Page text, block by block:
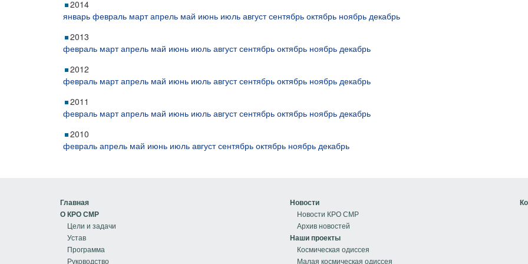
2014
январь февраль март апрель май июнь июль август сентябрь октябрь ноябрь декабрь
2013
февраль март апрель май июнь июль август сентябрь октябрь ноябрь декабрь
2012
февраль март апрель май июнь июль август сентябрь октябрь ноябрь декабрь
2011
февраль март апрель май июнь июль август сентябрь октябрь ноябрь декабрь
2010
февраль апрель май июнь июль август сентябрь октябрь ноябрь декабрь
Главная
О КРО СМР
Цели и задачи
Устав
Программа
Руководство
Новости
Новости КРО СМР
Архив новостей
Наши проекты
Космическая одиссея
Малая космическая одиссея